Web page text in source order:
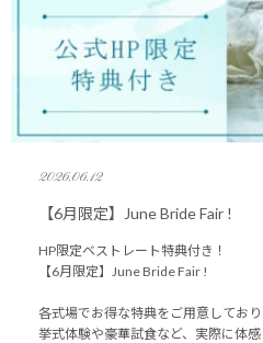
2026.06.12
【6月限定】June Bride Fair !
HP限定ベストレート特典付き！
【6月限定】June Bride Fair !
各式場でお得な特典をご用意しており
挙式体験や豪華試食など、実際に体